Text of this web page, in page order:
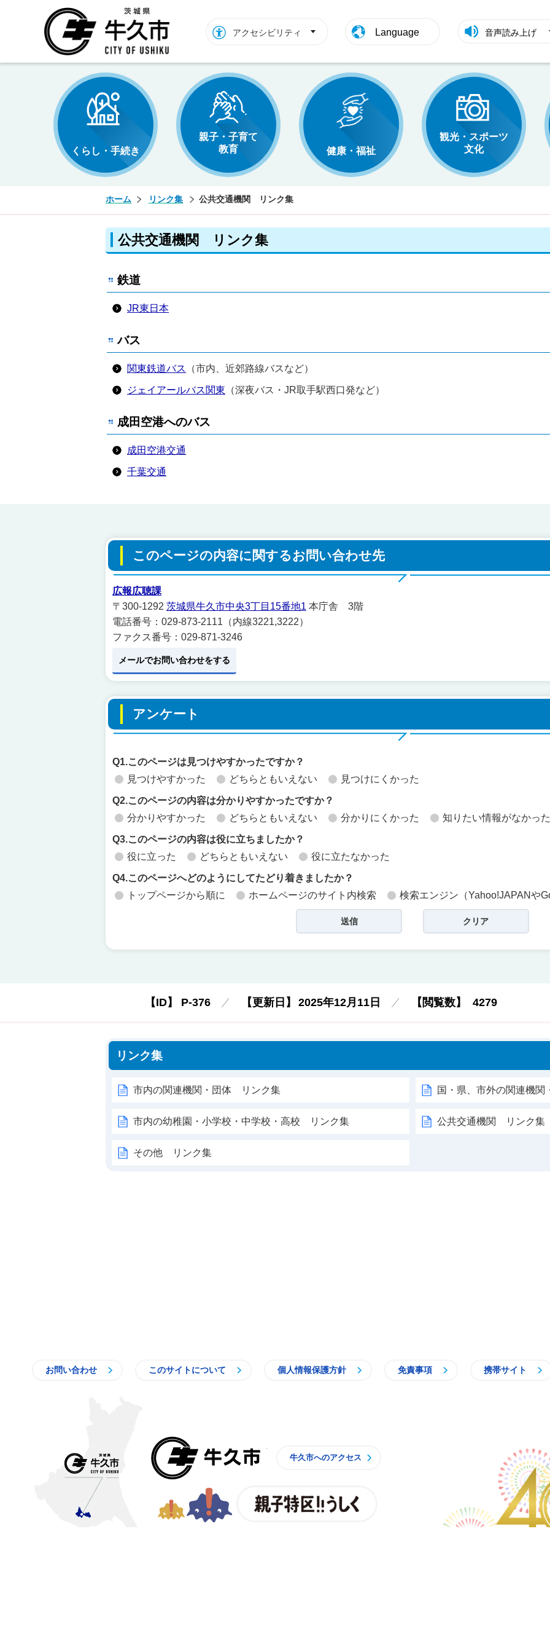
アクセシビリティ Language 音声読み上げ
くらし・手続き
親子・子育て
教育
健康・福祉
観光・スポーツ
文化
ホーム リンク集 公共交通機関 リンク集
公共交通機関 リンク集
鉄道
JR東日本
バス
関東鉄道バス （市内、近郊路線バスなど）
ジェイアールバス関東 （深夜バス・JR取手駅西口発など）
成田空港へのバス
成田空港交通
千葉交通
このページの内容に関するお問い合わせ先
広報広聴課
〒300-1292 茨城県牛久市中央3丁目15番地1 本庁舎 3階
電話番号：029-873-2111（内線3221,3222）
ファクス番号：029-871-3246
メールでお問い合わせをする
アンケート
Q1.このページは見つけやすかったですか？
見つけやすかった
どちらともいえない 見つけにくかった
Q2.このページの内容は分かりやすかったですか？
分かりやすかった
どちらともいえない 分かりにくかった 知りたい情報がなかった
Q3.このページの内容は役に立ちましたか？
役に立った
どちらともいえない 役に立たなかった
Q4.このページへどのようにしてたどり着きましたか？
トップページから順に
ホームページのサイト内検索 検索エンジン（Yahoo!JAPANや
【ID】 P-376 【更新日】 2025年12月11日 【閲覧数】 4279
リンク集
市内の関連機関・団体 リンク集 国・県、市外の関連機
市内の幼稚園・小学校・中学校・高校 リンク集 公共交通機関 リンク集
その他 リンク集
お問い合わせ このサイトについて 個人情報保護方針 免責事項 携帯サイト
牛久市へのアクセス